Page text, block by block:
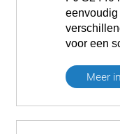
voor een
Meer